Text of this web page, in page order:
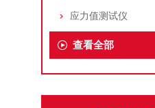
应力值测试仪
查看全部